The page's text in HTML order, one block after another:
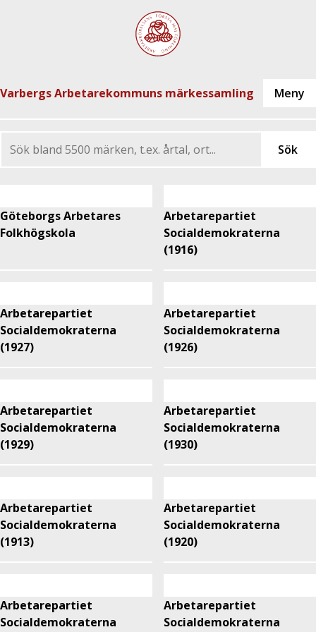
Varbergs Arbetarekommuns märkessamling
Göteborgs Arbetares
Folkhögskola
Arbetarepartiet
Socialdemokraterna
(1916)
Arbetarepartiet
Socialdemokraterna
(1927)
Arbetarepartiet
Socialdemokraterna
(1926)
Arbetarepartiet
Socialdemokraterna
(1929)
Arbetarepartiet
Socialdemokraterna
(1930)
Arbetarepartiet
Socialdemokraterna
(1913)
Arbetarepartiet
Socialdemokraterna
(1920)
Arbetarepartiet
Socialdemokraterna
Arbetarepartiet
Socialdemokraterna